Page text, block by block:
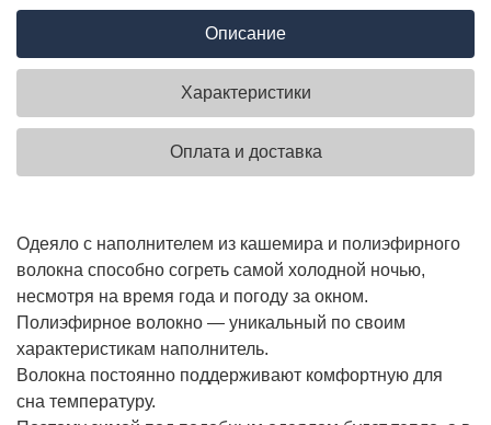
Описание
Характеристики
Оплата и доставка
Одеяло с наполнителем из кашемира и полиэфирного
волокна способно согреть самой холодной ночью,
несмотря на время года и погоду за окном.
Полиэфирное волокно — уникальный по своим
характеристикам наполнитель.
Волокна постоянно поддерживают комфортную для
сна температуру.